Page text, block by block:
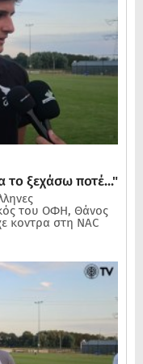
το ξεχάσω ποτέ..."
του ΟΦΗ, Θάνος
κοντρα στη NAC